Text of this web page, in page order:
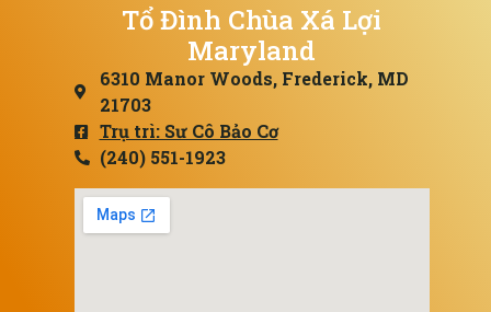
Tổ Đình Chùa Xá Lợi
Maryland
6310 Manor Woods, Frederick, MD
21703
Trụ trì: Sư Cô Bảo Cơ
(240) 551-1923